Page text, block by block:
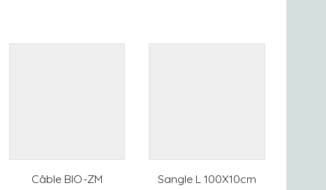
Câble BIO-ZM Sangle L 100X10cm